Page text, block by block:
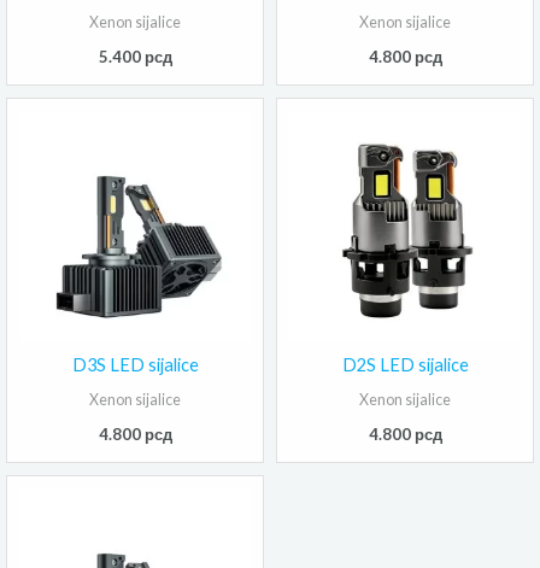
Xenon sijalice
5.400 рсд
Xenon sijalice
4.800 рсд
D3S LED sijalice
Xenon sijalice
4.800 рсд
D2S LED sijalice
Xenon sijalice
4.800 рсд